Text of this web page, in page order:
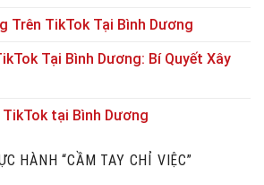
Trên TikTok Tại Bình Dương
Tại Bình Dương: Bí Quyết Xây
tại Bình Dương
HÀNH “CẦM TAY CHỈ VIỆC”